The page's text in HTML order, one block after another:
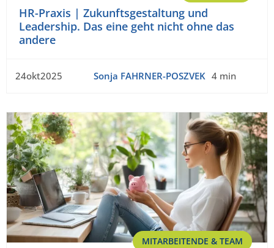
HR-Praxis | Zukunftsgestaltung und
Leadership. Das eine geht nicht ohne das
andere
24okt2025 Sonja FAHRNER-POSZVEK 4 min
MITARBEITENDE & TEAM